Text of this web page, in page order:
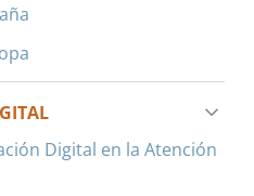
Digital en la Atención